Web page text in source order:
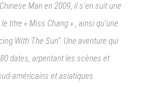
Man en 2009, il s’en suit une
titre « Miss Chang » , ainsi qu’une
With The Sun”. Une aventure qui
dates, arpentant les scènes et
américains et asiatiques.